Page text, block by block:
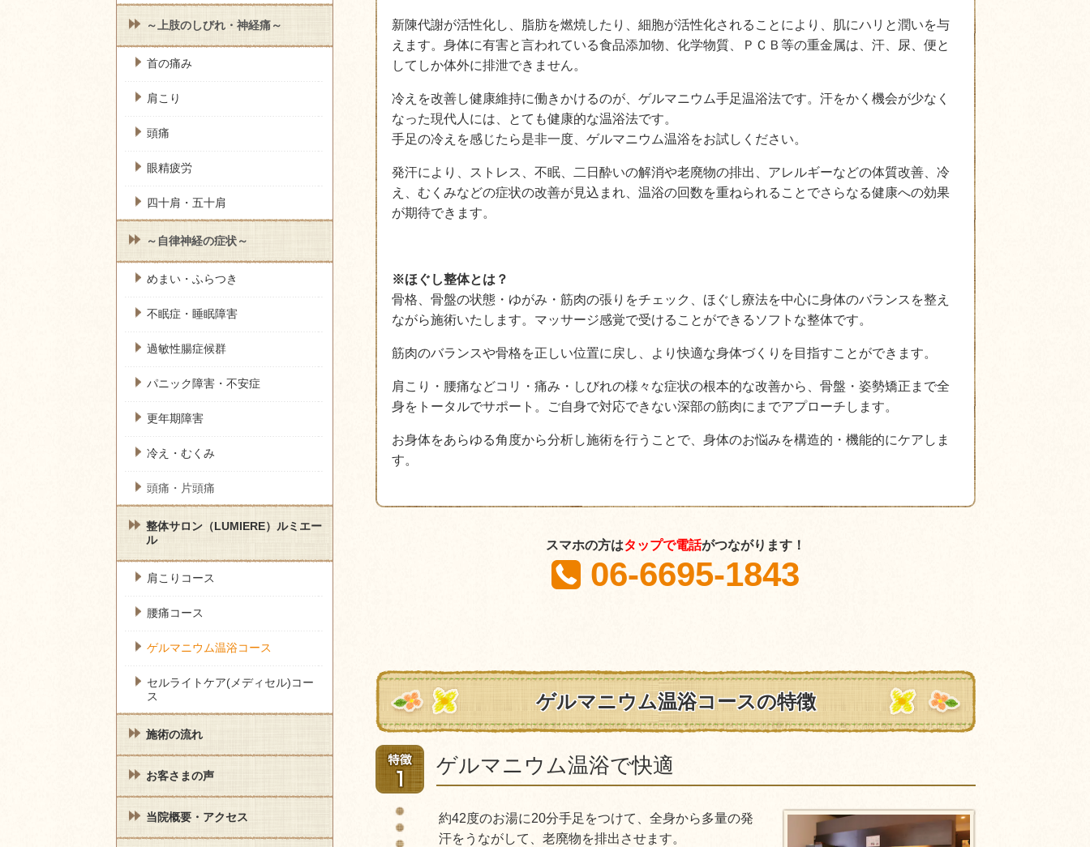
新陳代謝が活性化し、脂肪を燃焼したり、細胞が活性化されることにより、肌にハリと潤いを与
えます。身体に有害と言われている食品添加物、化学物質、ＰＣＢ等の重金属は、汗、尿、便と
してしか体外に排泄できません。
冷えを改善し健康維持に働きかけるのが、ゲルマニウム手足温浴法です。汗をかく機会が少なく
なった現代人には、とても健康的な温浴法です。
手足の冷えを感じたら是非一度、ゲルマニウム温浴をお試しください。
発汗により、ストレス、不眠、二日酔いの解消や老廃物の排出、アレルギーなどの体質改善、冷
え、むくみなどの症状の改善が見込まれ、温浴の回数を重ねられることでさらなる健康への効果
が期待できます。
※ほぐし整体とは？
骨格、骨盤の状態・ゆがみ・筋肉の張りをチェック、ほぐし療法を中心に身体のバランスを整え
ながら施術いたします。マッサージ感覚で受けることができるソフトな整体です。
筋肉のバランスや骨格を正しい位置に戻し、より快適な身体づくりを目指すことができます。
肩こり・腰痛などコリ・痛み・しびれの様々な症状の根本的な改善から、骨盤・姿勢矯正まで全
身をトータルでサポート。ご自身で対応できない深部の筋肉にまでアプローチします。
お身体をあらゆる角度から分析し施術を行うことで、身体のお悩みを構造的・機能的にケアしま
す。
スマホの方はタップで電話がつながります！
06-6695-1843
ゲルマニウム温浴コースの特徴
ゲルマニウム温浴で快適
約42度のお湯に20分手足をつけて、全身から多量の発
汗をうながして、老廃物を排出させます。
～上肢のしびれ・神経痛～
首の痛み
肩こり
頭痛
眼精疲労
四十肩・五十肩
～自律神経の症状～
めまい・ふらつき
不眠症・睡眠障害
過敏性腸症候群
パニック障害・不安症
更年期障害
冷え・むくみ
頭痛・片頭痛
整体サロン（LUMIERE）ルミエー
ル
肩こりコース
腰痛コース
ゲルマニウム温浴コース
セルライトケア(メディセル)コー
ス
施術の流れ
お客さまの声
当院概要・アクセス